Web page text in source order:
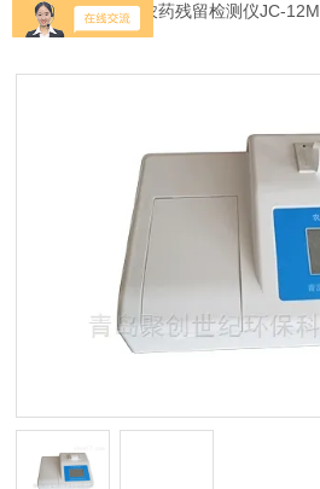
检测> 台式农药残留检测仪JC-12M